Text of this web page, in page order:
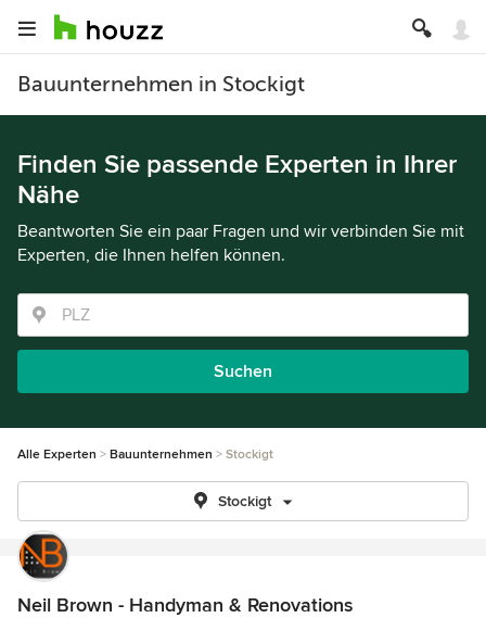
Bauunternehmen in Stockigt
Finden Sie passende Experten in Ihrer
Nähe
Beantworten Sie ein paar Fragen und wir verbinden Sie mit
Experten, die Ihnen helfen können.
Suchen
Alle Experten Bauunternehmen Stockigt
Stockigt
Neil Brown - Handyman & Renovations